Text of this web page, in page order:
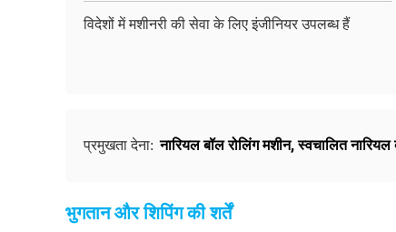
विदेशों में मशीनरी की सेवा के लिए इंजीनियर उपलब्ध हैं
प्रमुखता देना: नारियल बॉल रोलिंग मशीन,स्वचालित नारियल
भुगतान और शिपिंग की शर्तें